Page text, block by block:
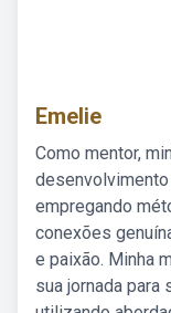
Emelie
Como mentor,
empregando
conexões
e paixão. Minha
sua jornada para